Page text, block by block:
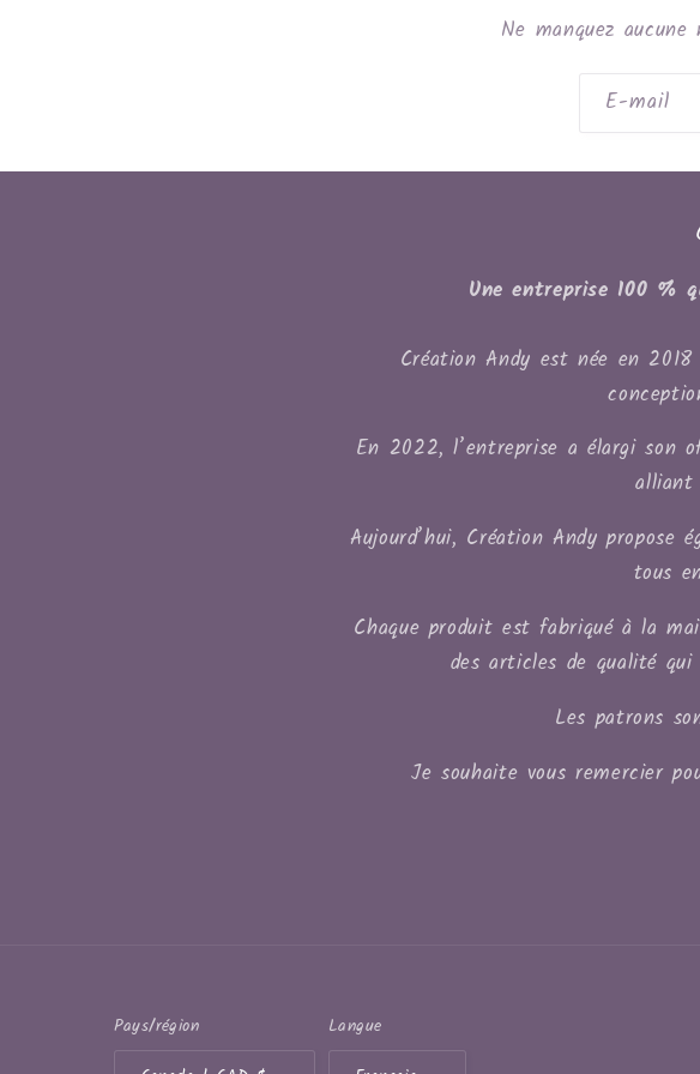
Ne manquez
E-mail
Une entreprise 100 %
Création Andy est née en
En 2022, l’entreprise a élargi son
Aujourd’hui, Création Andy propose
tous
Chaque produit est fabriqué à la
des articles de qualité
Les patrons
Je souhaite vous remercier
Pays/région
Langue